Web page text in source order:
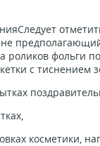
роликов фольги
с тиснением
косметики,